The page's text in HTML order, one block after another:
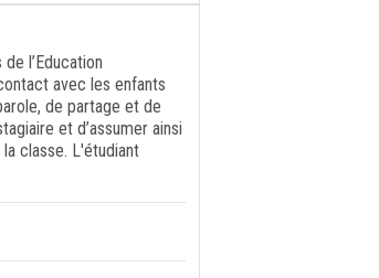
l’Education
avec les enfants
de partage et de
et d’assumer ainsi
classe. L'étudiant